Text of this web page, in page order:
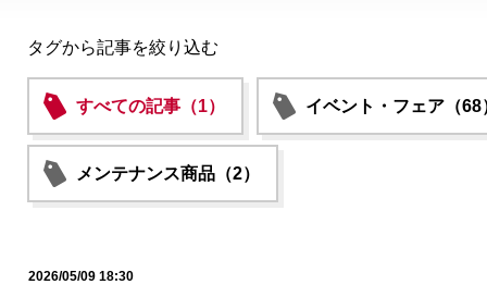
タグから記事を絞り込む
すべての記事（1） イベント・フェア（68
メンテナンス商品（2）
2026/05/09 18:30